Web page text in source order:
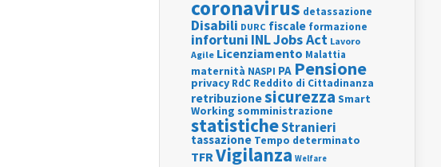
coronavirus detassazione
Disabili DURC fiscale formazione
infortuni INLJobs Act Lavoro
Agile Licenziamento Malattia
maternità NASPI PA Pensione
privacy RdC Reddito di Cittadinanza
retribuzionesicurezza Smart
Working somministrazione
statisticheStranieri
tassazione Tempo determinato
TFRVigilanza Welfare